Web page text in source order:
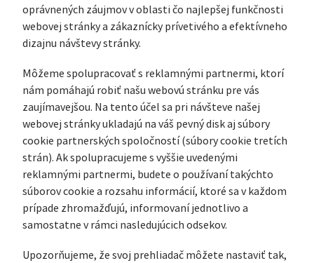
oprávnených záujmov v oblasti čo najlepšej funkčnosti
webovej stránky a zákaznícky prívetivého a efektívneho
dizajnu návštevy stránky.
Môžeme spolupracovať s reklamnými partnermi, ktorí
nám pomáhajú robiť našu webovú stránku pre vás
zaujímavejšou. Na tento účel sa pri návšteve našej
webovej stránky ukladajú na váš pevný disk aj súbory
cookie partnerských spoločností (súbory cookie tretích
strán). Ak spolupracujeme s vyššie uvedenými
reklamnými partnermi, budete o používaní takýchto
súborov cookie a rozsahu informácií, ktoré sa v každom
prípade zhromažďujú, informovaní jednotlivo a
samostatne v rámci nasledujúcich odsekov.
Upozorňujeme, že svoj prehliadač môžete nastaviť tak,